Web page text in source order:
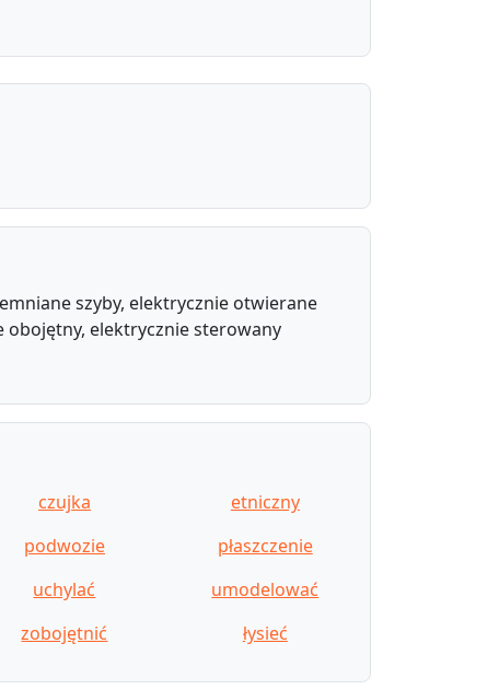
szyby, elektrycznie otwierane
obojętny, elektrycznie sterowany
czujka
etniczny
podwozie
płaszczenie
uchylać
umodelować
zobojętnić łysieć